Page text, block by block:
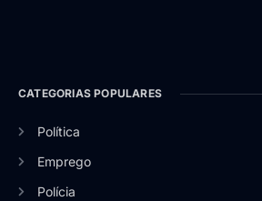
CATEGORIAS POPULARES
Política
Emprego
Polícia